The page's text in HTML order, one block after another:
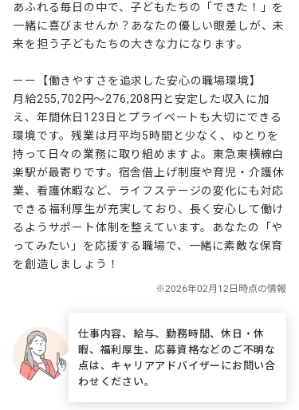
あふれる毎日の中で、子どもたちの「できた！」を
一緒に喜びませんか？あなたの優しい眼差しが、未
来を担う子どもたちの大きな力になります。
ーー【働きやすさを追求した安心の職場環境】
月給255,702円～276,208円と安定した収入に加
え、年間休日123日とプライベートも大切にできる
環境です。残業は月平均5時間と少なく、ゆとりを
持って日々の業務に取り組めますよ。東急東横線白
楽駅が最寄りです。宿舎借上げ制度や育児・介護休
業、看護休暇など、ライフステージの変化にも対応
できる福利厚生が充実しており、長く安心して働け
るようサポート体制を整えています。あなたの「や
ってみたい」を応援する職場で、一緒に素敵な保育
を創造しましょう！
仕事内容、給与、勤務時間、休日・休
暇、福利厚生、応募資格などのご不明な
点は、キャリアアドバイザーにお問い合
わせください。